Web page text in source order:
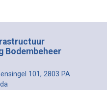
Bodembeheer
101, 2803 PA